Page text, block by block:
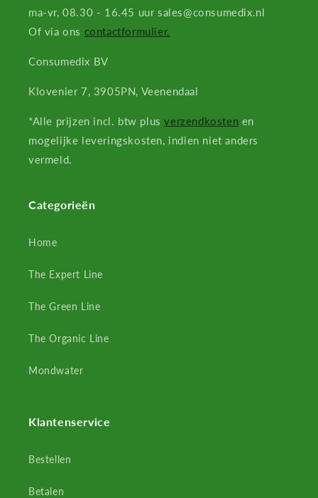
ma-vr, 08.30 - 16.45 uur sales@consumedix.nl
Of via ons contactformulier.
Consumedix BV
Klovenier 7, 3905PN, Veenendaal
*Alle prijzen incl. btw plusverzendkosten en
mogelijke leveringskosten, indien niet anders
vermeld.
Categorieën
Home
The Expert Line
The Green Line
The Organic Line
Mondwater
Klantenservice
Bestellen
Betalen